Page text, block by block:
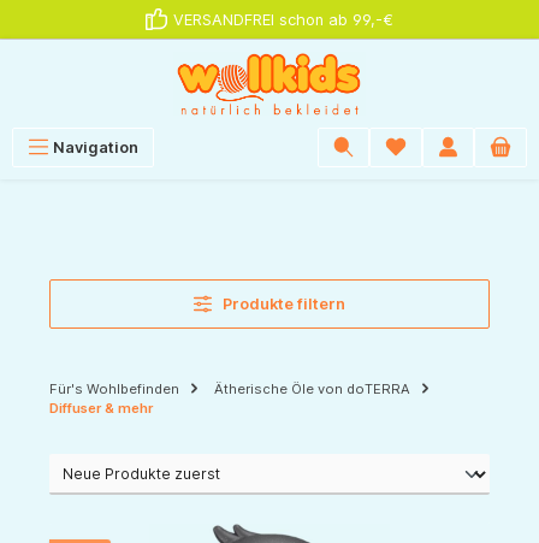
VERSANDFREI schon ab 99,-€
Navigation
Produkte filtern
Für's Wohlbefinden
Ätherische Öle von doTERRA
Diffuser & mehr